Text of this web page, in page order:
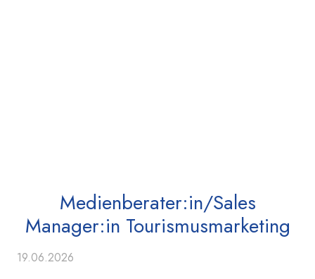
Medienberater:in/Sales
Manager:in Tourismusmarketing
19.06.2026